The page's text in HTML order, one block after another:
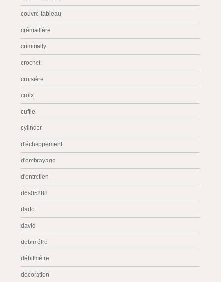
couvre-tableau
crémaillère
criminally
crochet
croisière
croix
cuffie
cylinder
d'échappement
d'embrayage
d'entretien
d6s05288
dado
david
debimétre
débitmètre
decoration